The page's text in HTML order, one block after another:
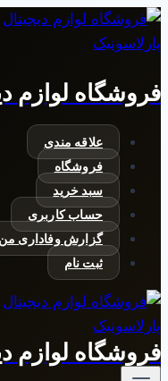
بازگشت
به
فروشگاه لوازم
علاقه مندی
فروشگاه
سبد خرید
حساب کاربری
گزارش وفاداری من
ثبت نام
فروشگاه لوازم